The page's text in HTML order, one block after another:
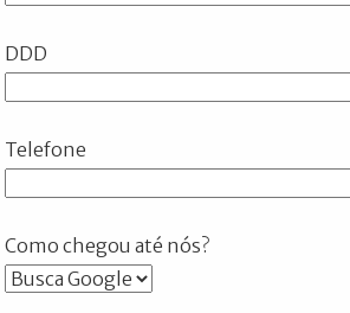
DDD
Telefone
Como chegou até nós?